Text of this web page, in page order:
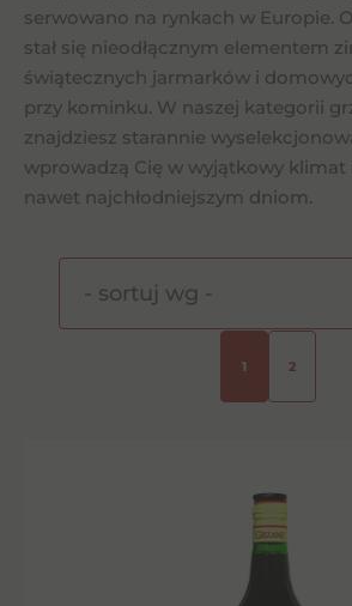
serwowano na rynkach w Europie.
stał się nieodłącznym elementem
świątecznych jarmarków i
przy kominku. W naszej kategorii
znajdziesz starannie
wprowadzą Cię w wyjątkowy klimat
nawet najchłodniejszym dniom.
1 2